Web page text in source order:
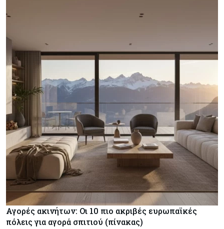
Αγορές ακινήτων: Οι 10 πιο ακριβές ευρωπαϊκές
πόλεις για αγορά σπιτιού (πίνακας)